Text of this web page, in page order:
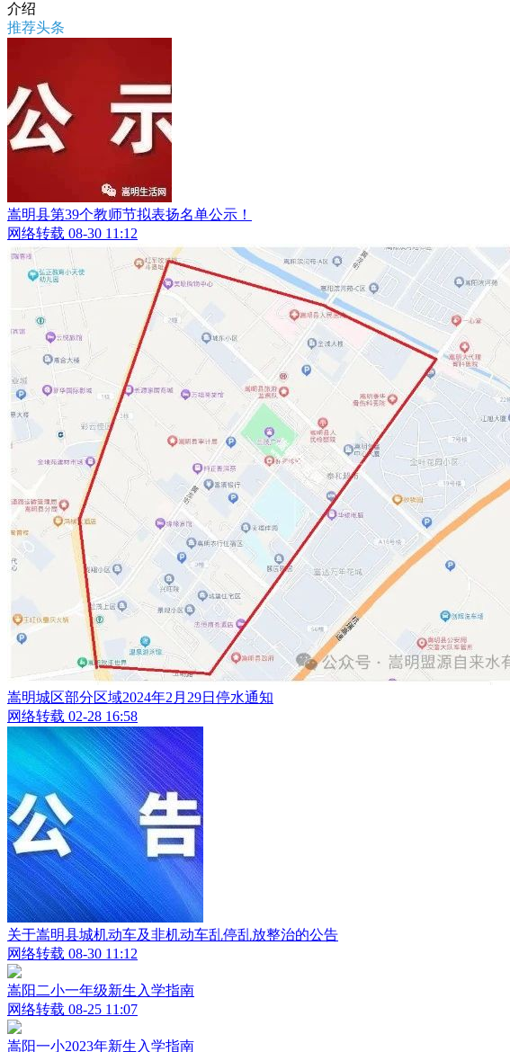
介绍
推荐头条
嵩明县第39个教师节拟表扬名单公示！
网络转载 08-30 11:12
嵩明城区部分区域2024年2月29日停水通知
网络转载 02-28 16:58
关于嵩明县城机动车及非机动车乱停乱放整治的公告
网络转载 08-30 11:12
嵩阳二小一年级新生入学指南
网络转载 08-25 11:07
嵩阳一小2023年新生入学指南